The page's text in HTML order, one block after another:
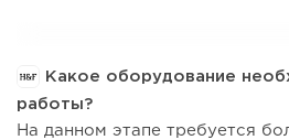
Какое оборудование
работы?
На данном этапе требуется